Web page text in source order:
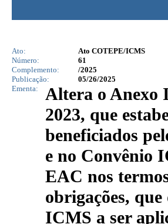
Ato:
Ato COTEPE/ICMS
Número:
61
Complemento:
/2025
Publicação:
05/26/2025
Ementa:
Altera o Anexo
2023, que
beneficiados
e no Convênio
EAC nos
obrigações,
ICMS a ser